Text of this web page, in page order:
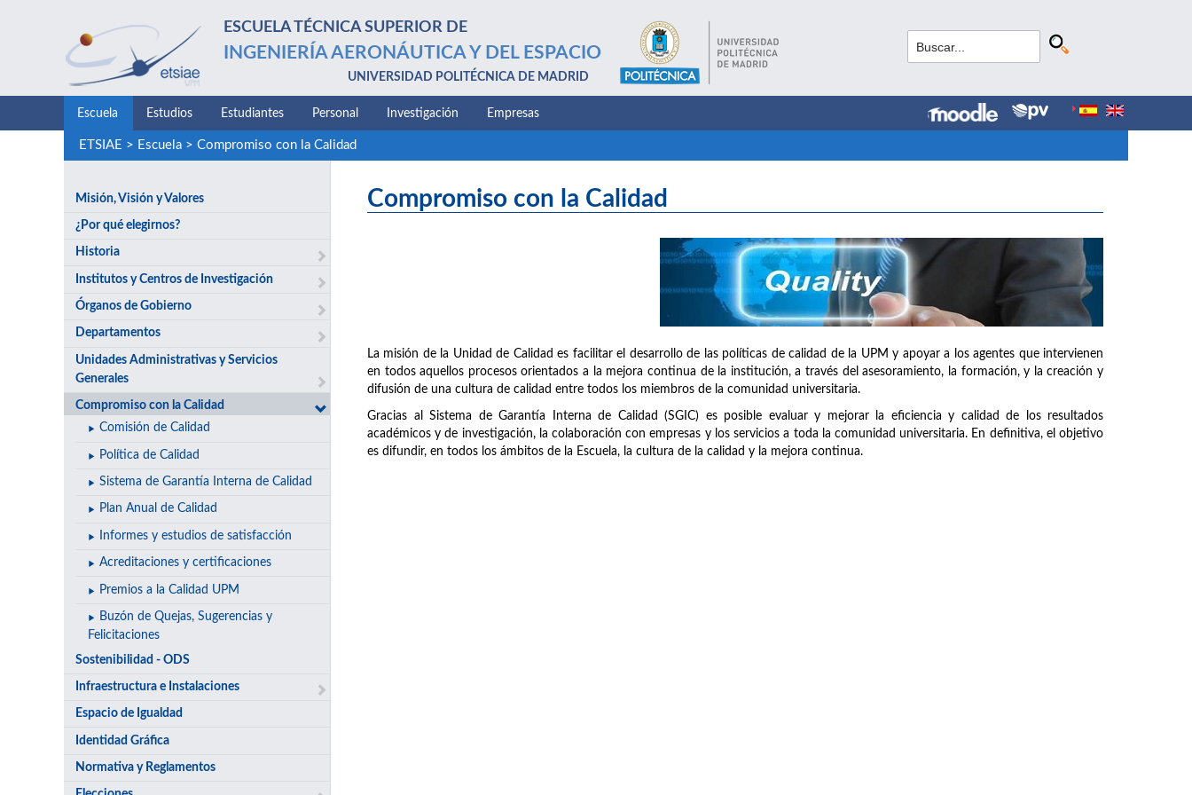
ESCUELA TÉCNICA SUPERIOR DE
INGENIERÍA AERONÁUTICA Y DEL ESPACIO
UNIVERSIDAD POLITÉCNICA DE MADRID
Escuela Estudios Estudiantes Personal Investigación Empresas
ETSIAE > Escuela> Compromiso con la Calidad
Misión, Visión y Valores
¿Por qué elegirnos?
Historia
Institutos y Centros de Investigación
Órganos de Gobierno
Departamentos
Unidades Administrativas y Servicios
Generales
Compromiso con la Calidad
Comisión de Calidad
Política de Calidad
Sistema de Garantía Interna de Calidad
Plan Anual de Calidad
Informes y estudios de satisfacción
Acreditaciones y certificaciones
Premios a la Calidad UPM
Buzón de Quejas, Sugerencias y
Felicitaciones
Sostenibilidad - ODS
Infraestructura e Instalaciones
Espacio de Igualdad
Identidad Gráfica
Normativa y Reglamentos
Compromiso con la Calidad
La misión de la Unidad de Calidad es facilitar el desarrollo de las políticas de calidad de la UPM y apoyar a los agentes que intervienen
en todos aquellos procesos orientados a la mejora continua de la institución, a través del asesoramiento, la formación, y la creación y
difusión de una cultura de calidad entre todos los miembros de la comunidad universitaria.
Gracias al Sistema de Garantía Interna de Calidad (SGIC) es posible evaluar y mejorar la eficiencia y calidad de los resultados
académicos y de investigación, la colaboración con empresas y los servicios a toda la comunidad universitaria. En definitiva, el objetivo
es difundir, en todos los ámbitos de la Escuela, la cultura de la calidad y la mejora continua.